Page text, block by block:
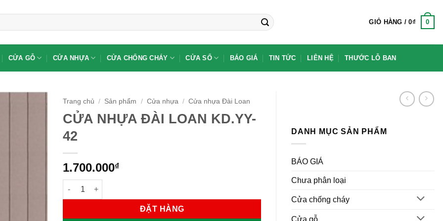
GIỎ HÀNG /0₫ 0
CỬA GỖ CỬA NHỰA CỬA CHỐNG CHÁY CỬA SỔ BÁO GIÁ TIN TỨC LIÊN HỆ THƯỚC LỖ BAN
Trang chủ / Sản phẩm / Cửa nhựa / Cửa nhựa Đài Loan
CỬA NHỰA ĐÀI LOAN KD.YY-
42
1.700.000₫
CỬA NHỰA ĐÀI LOAN KD.YY-42 số lượng
ĐẶT HÀNG
DANH MỤC SẢN PHẨM
BÁO GIÁ
Chưa phân loại
Cửa chống cháy
Cửa gỗ